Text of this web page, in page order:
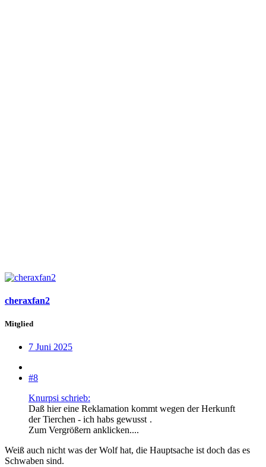
cheraxfan2
Mitglied
7 Juni 2025
#8
Knurpsi schrieb:
Daß hier eine Reklamation kommt wegen der Herkunft
der Tierchen - ich habs gewusst .
Zum Vergrößern anklicken....
Weiß auch nicht was der Wolf hat, die Hauptsache ist doch das es
Schwaben sind.